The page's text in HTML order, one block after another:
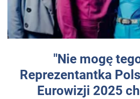
"Nie mogę
Reprezentantka
Eurowizji 2025